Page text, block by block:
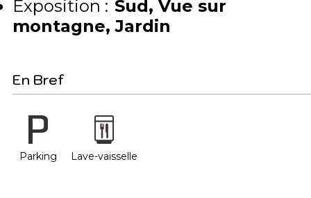
Exposition : Sud
Vue sur
montagne Jardin
En Bref
Parking Lave-vaisselle